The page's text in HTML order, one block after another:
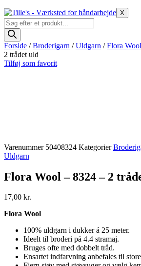
X
Products
search
Forside /Broderigarn /Uldgarn /Flora Wool
2 trådet uld
Tilføj som favorit
Varenummer 50408324 Kategorier
Uldgarn
Flora Wool – 8324 – 2
17,00 kr.
Flora Wool
100% uldgarn i dukker á 25 meter.
Ideelt til broderi på 4.4 stramaj.
Bruges ofte med dobbelt tråd.
Ensartet indfarvning anbefales til